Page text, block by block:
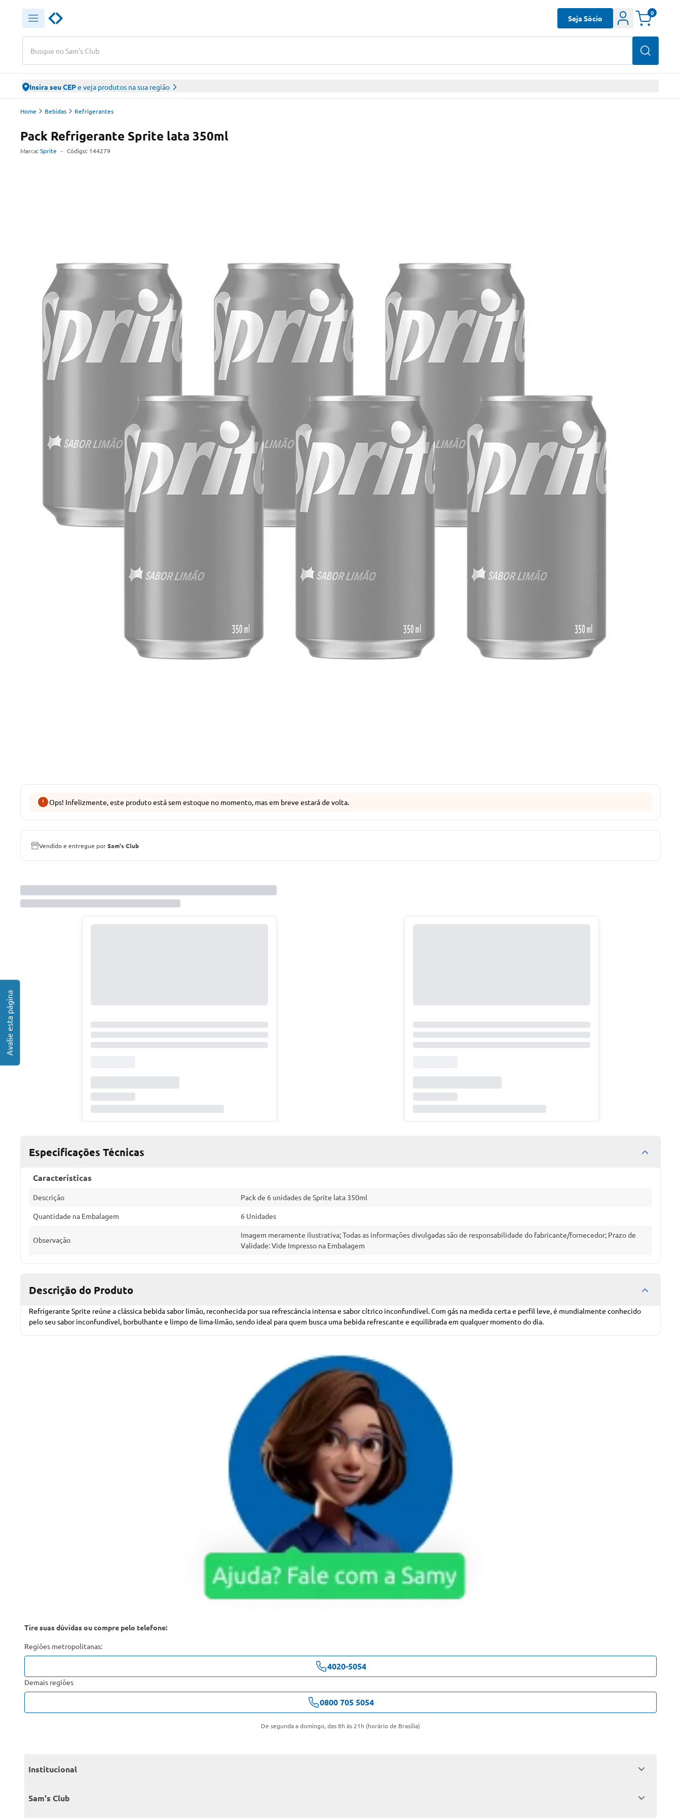
Busque no Sam's Club
Seja Sócio
0
Insira seu CEPe veja produtos na sua região
Home Bebidas Refrigerantes
Pack Refrigerante Sprite lata 350ml
Marca: Sprite - Código: 144279
Ops! Infelizmente, este produto está sem estoque no momento, mas em breve estará de volta.
Vendido e entregue porSam's Club
Especificações Técnicas
Características
Descrição Pack de 6 unidades de Sprite lata 350ml
Quantidade na Embalagem 6 Unidades
Observação
Imagem meramente ilustrativa; Todas as informações divulgadas são de responsabilidade do fabricante/fornecedor; Prazo de
Validade: Vide Impresso na Embalagem
Descrição do Produto
Refrigerante Sprite reúne a clássica bebida sabor limão, reconhecida por sua refrescância intensa e sabor cítrico inconfundível. Com gás na medida certa e perfil leve, é mundialmente conhecido
pelo seu sabor inconfundível, borbulhante e limpo de lima-limão, sendo ideal para quem busca uma bebida refrescante e equilibrada em qualquer momento do dia.
Tire suas dúvidas ou compre pelo telefone:
Regiões metropolitanas:
4020-5054
Demais regiões
0800 705 5054
De segunda a domingo, das 8h às 21h (horário de Brasília)
Institucional
Quem somos
Sam's Club